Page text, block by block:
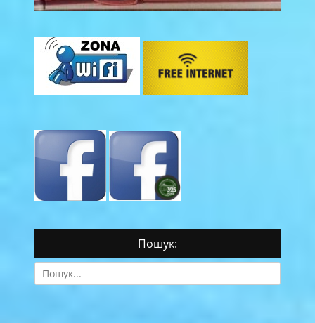
Пошук:
Search
for: